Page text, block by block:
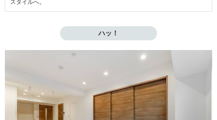
スタイルへ。
ハッ！